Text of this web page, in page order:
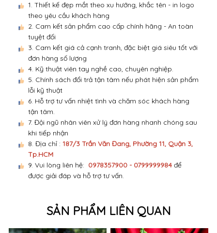
1. Thiết kế đẹp mắt theo xu hướng, khắc tên - in logo
theo yêu cầu khách hàng
2. Cam kết sản phẩm cao cấp chính hãng - An toàn
tuyệt đối
3. Cam kết giá cả cạnh tranh, đặc biệt giá siêu tốt với
đơn hàng số lượng
4. Kỹ thuật viên tay nghề cao, chuyên nghiệp.
5. Chính sách đổi trả tận tâm nếu phát hiện sản phẩm
lỗi kỹ thuật
6. Hỗ trợ tư vấn nhiệt tình và chăm sóc khách hàng
tận tâm.
7. Đội ngũ nhân viên xử lý đơn hàng nhanh chóng sau
khi tiếp nhận
8. Địa chỉ : 187/3 Trần Văn Đang, Phường 11, Quận 3,
Tp.HCM
9. Vui lòng liên hệ: 0978357900 - 0799999984 để
được giải đáp và hỗ trợ tư vấn.
SẢN PHẨM LIÊN QUAN